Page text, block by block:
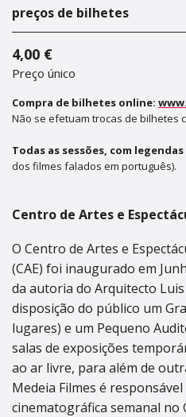
preços de bilhetes
4,00 €
Preço único
Compra de bilhetes online:
Não se efetuam trocas de bilhetes
Todas as sessões, com
dos filmes falados em português).
Centro de Artes e
O Centro de Artes e
(CAE) foi inaugurado em
da autoria do Arquitecto Luis
disposição do público um
lugares) e um Pequeno
salas de exposições
ao ar livre, para além de
Medeia Filmes é
cinematográfica semanal no